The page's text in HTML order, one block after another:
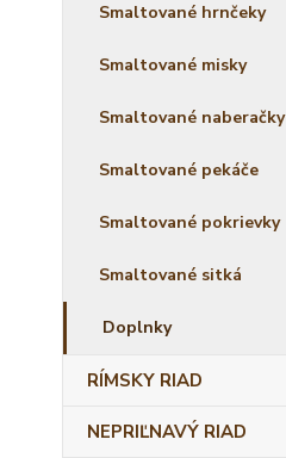
Smaltované hrnčeky
Smaltované misky
Smaltované naberačky
Smaltované pekáče
Smaltované pokrievky
Smaltované sitká
Doplnky
RÍMSKY RIAD
NEPRIĽNAVÝ RIAD